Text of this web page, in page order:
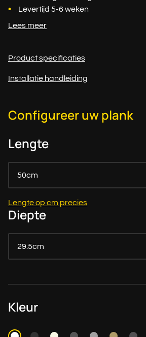
Levertijd 5-6 weken
Lees meer
Product specificaties
Installatie handleiding
Configureer uw plank
Lengte
50cm
Lengte op cm precies
Diepte
29.5cm
Kleur